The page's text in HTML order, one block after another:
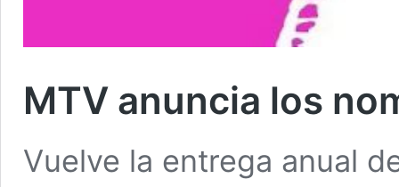
MTV anuncia los
Vuelve la entrega anual